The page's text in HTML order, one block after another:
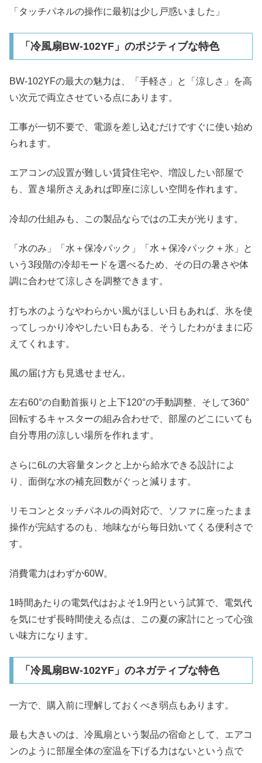
「タッチパネルの操作に最初は少し戸惑いました」
「冷風扇BW-102YF」のポジティブな特色
BW-102YFの最大の魅力は、「手軽さ」と「涼しさ」を高
い次元で両立させている点にあります。
工事が一切不要で、電源を差し込むだけですぐに使い始め
られます。
エアコンの設置が難しい賃貸住宅や、増設したい部屋で
も、置き場所さえあれば即座に涼しい空間を作れます。
冷却の仕組みも、この製品ならではの工夫が光ります。
「水のみ」「水＋保冷パック」「水＋保冷パック＋氷」と
いう3段階の冷却モードを選べるため、その日の暑さや体
調に合わせて涼しさを調整できます。
打ち水のようなやわらかい風がほしい日もあれば、氷を使
ってしっかり冷やしたい日もある、そうしたわがままに応
えてくれます。
風の届け方も見逃せません。
左右60°の自動首振りと上下120°の手動調整、そして360°
回転するキャスターの組み合わせで、部屋のどこにいても
自分専用の涼しい場所を作れます。
さらに6Lの大容量タンクと上から給水できる設計によ
り、面倒な水の補充回数がぐっと減ります。
リモコンとタッチパネルの両対応で、ソファに座ったまま
操作が完結するのも、地味ながら毎日効いてくる便利さで
す。
消費電力はわずか60W。
1時間あたりの電気代はおよそ1.9円という試算で、電気代
を気にせず長時間使える点は、この夏の家計にとって心強
い味方になります。
「冷風扇BW-102YF」のネガティブな特色
一方で、購入前に理解しておくべき弱点もあります。
最も大きいのは、冷風扇という製品の宿命として、エアコ
ンのように部屋全体の室温を下げる力はないという点で